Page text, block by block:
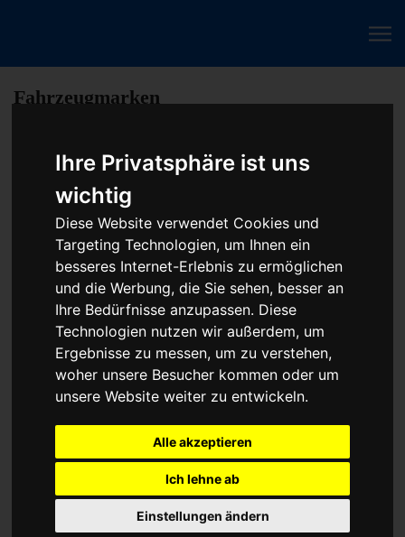
Ihre Privatsphäre ist uns
wichtig
Diese Website verwendet Cookies und
Targeting Technologien, um Ihnen ein
besseres Internet-Erlebnis zu ermöglichen
und die Werbung, die Sie sehen, besser an
Ihre Bedürfnisse anzupassen. Diese
Technologien nutzen wir außerdem, um
Ergebnisse zu messen, um zu verstehen,
woher unsere Besucher kommen oder um
unsere Website weiter zu entwickeln.
Alle akzeptieren
Ich lehne ab
Einstellungen ändern
Fahrzeugmarken
Baumaschine Chip Tuning Leistungssteigerung
oder Austauschgerät KVA
Unser Betrieb steht für kostengünstige Prüfungen und
Reparaturen von Steuergeräten aller Art, unter anderem von
Motor-Steuergeräten, Airbag-Steuergeräten, ABS-Steuergeräten
uvm. STEUBEL® verfügt dabei über viel Erfahrung und
ausgewiesene Expertise bei PKW-Steuergeräten und
insbesondere Motor-steuergeräte Reparaturen. So ermöglicht
STEUBEL® eine Steuergeräte Reparatur für nahezu aller
Hersteller und Fahrzeugarten - sei es Motorrad oder LKW.
Auch die Reparatur von Heizungssteuerungen oder
Chip Tuning Leistungssteigerung oder Austauschgerät
KVA
Wir sind die erfahrenen Spezialisten, die mit Messtechnik
den Defekt